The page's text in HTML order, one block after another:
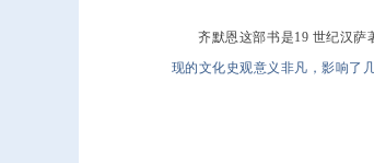
齐默恩这部书是19 世纪汉
现的文化史观意义非凡，影响了